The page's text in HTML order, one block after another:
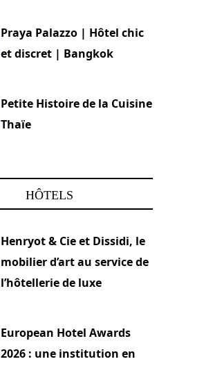
Praya Palazzo | Hôtel chic
et discret | Bangkok
Petite Histoire de la Cuisine
Thaïe
HÔTELS
Henryot & Cie et Dissidi, le
mobilier d’art au service de
l’hôtellerie de luxe
European Hotel Awards
2026 : une institution en